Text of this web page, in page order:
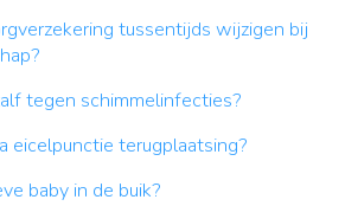
tussentijds wijzigen bij
tegen schimmelinfecties?
eicelpunctie terugplaatsing?
baby in de buik?